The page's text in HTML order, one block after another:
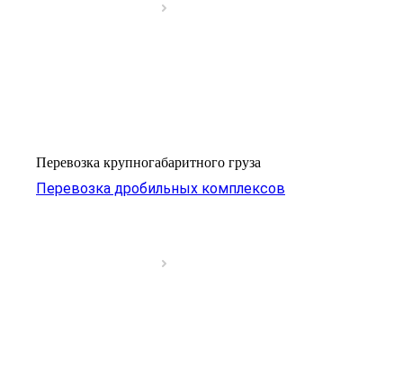
Перевозка крупногабаритного груза
Перевозка дробильных комплексов